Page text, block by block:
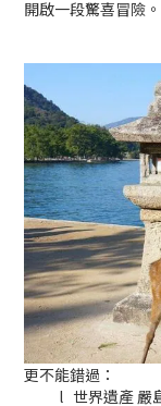
開啟一段驚喜冒險。
更不能錯過：
l 世界遺產 嚴